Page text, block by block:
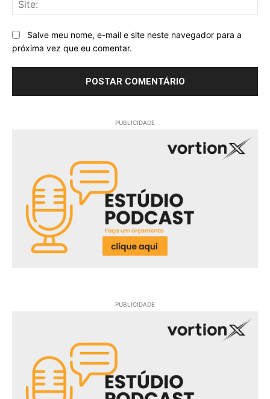
Salve meu nome, e-mail e site neste navegador para a
próxima vez que eu comentar.
PUBLICIDADE
PUBLICIDADE